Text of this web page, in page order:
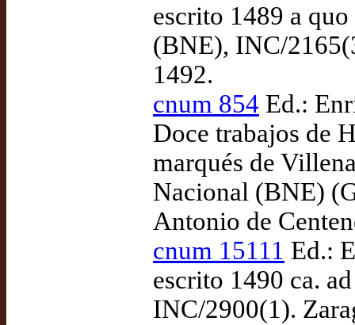
escrito 1489 a
(BNE), INC/
1492.
cnum 854 Ed.:
Doce trabajos de
marqués de
Nacional (BNE)
Antonio de
cnum 15111 Ed.:
escrito 1490 ca.
INC/2900(1).